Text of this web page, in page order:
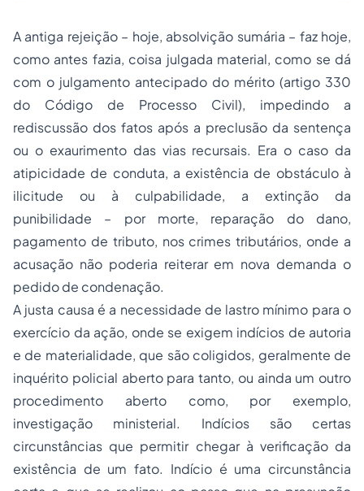
A antiga rejeição – hoje, absolvição sumária – faz hoje,
como antes fazia, coisa julgada material, como se dá
com o julgamento antecipado do mérito (artigo 330
do Código de Processo Civil), impedindo a
rediscussão dos fatos após a preclusão da sentença
ou o exaurimento das vias recursais. Era o caso da
atipicidade de conduta, a existência de obstáculo à
ilicitude ou à culpabilidade, a extinção da
punibilidade – por morte, reparação do dano,
pagamento de tributo, nos crimes tributários, onde a
acusação não poderia reiterar em nova demanda o
pedido de condenação.
A justa causa é a necessidade de lastro mínimo para o
exercício da ação, onde se exigem indícios de autoria
e de materialidade, que são coligidos, geralmente de
inquérito policial aberto para tanto, ou ainda um outro
procedimento aberto como, por exemplo,
investigação ministerial. Indícios são certas
circunstâncias que permitir chegar à verificação da
existência de um fato. Indício é uma circunstância